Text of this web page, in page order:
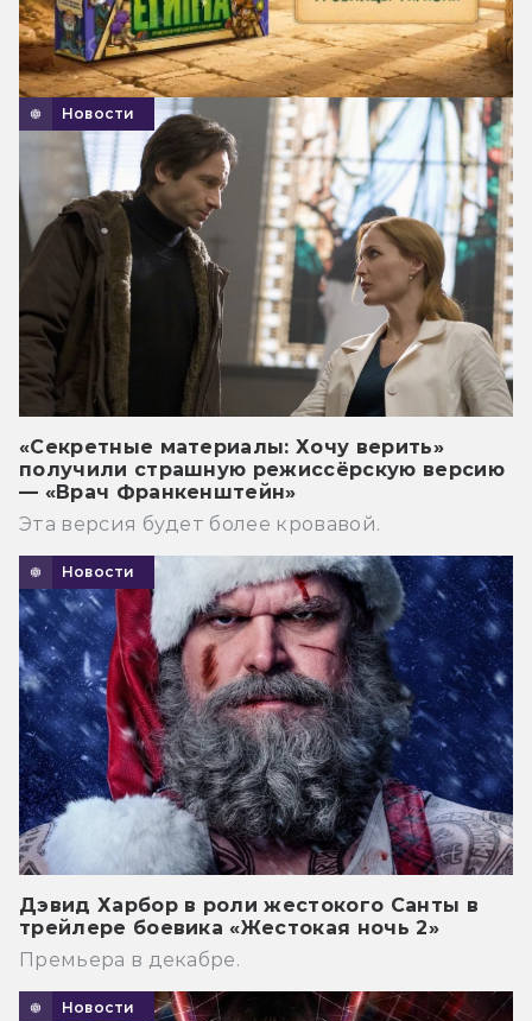
Новости
«Секретные материалы: Хочу верить»
получили страшную режиссёрскую версию
— «Врач Франкенштейн»
Эта версия будет более кровавой.
Новости
Дэвид Харбор в роли жестокого Санты в
трейлере боевика «Жестокая ночь 2»
Премьера в декабре.
Новости